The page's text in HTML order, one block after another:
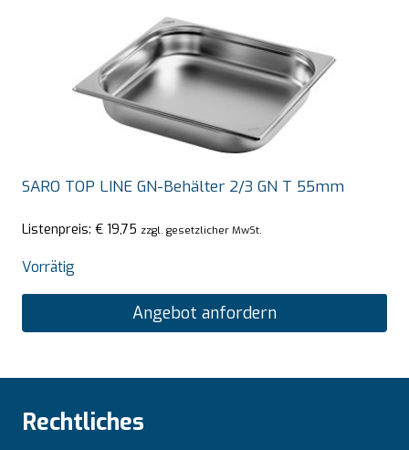
SARO TOP LINE GN-Behälter 2/3 GN T 55mm
Listenpreis: € 19,75 zzgl. gesetzlicher MwSt.
Vorrätig
Angebot anfordern
Rechtliches